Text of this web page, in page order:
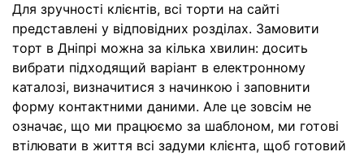
Для зручності клієнтів, всі торти на сайті
представлені у відповідних розділах. Замовити
торт в Дніпрі можна за кілька хвилин: досить
вибрати підходящий варіант в електронному
каталозі, визначитися з начинкою і заповнити
форму контактними даними. Але це зовсім не
означає, що ми працюємо за шаблоном, ми готові
втілювати в життя всі задуми клієнта, щоб готовий